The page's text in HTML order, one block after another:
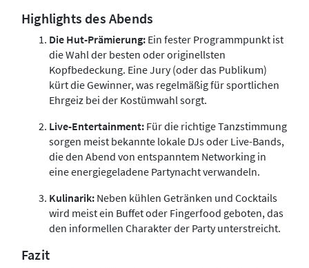
Highlights des Abends
Die Hut-Prämierung: Ein fester Programmpunkt ist
die Wahl der besten oder originellsten
Kopfbedeckung. Eine Jury (oder das Publikum)
kürt die Gewinner, was regelmäßig für sportlichen
Ehrgeiz bei der Kostümwahl sorgt.
Live-Entertainment: Für die richtige Tanzstimmung
sorgen meist bekannte lokale DJs oder Live-Bands,
die den Abend von entspanntem Networking in
eine energiegeladene Partynacht verwandeln.
Kulinarik: Neben kühlen Getränken und Cocktails
wird meist ein Buffet oder Fingerfood geboten, das
den informellen Charakter der Party unterstreicht.
Fazit